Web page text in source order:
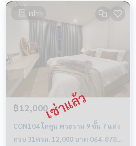
เช่า
฿12,000
CON104 โคคูน พระราม 9 ชั้น 7 แต่ง
ครบ 31ตรม. 12,000 บาท 064-878-